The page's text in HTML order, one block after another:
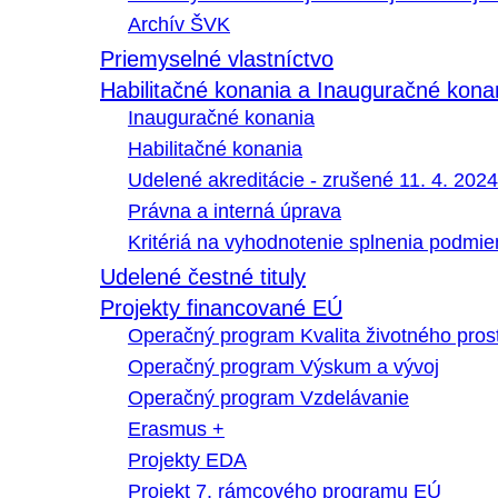
Archív ŠVK
Priemyselné vlastníctvo
Habilitačné konania a Inauguračné
Inauguračné konania
Habilitačné konania
Udelené akreditácie - zrušené 11. 4. 2024
Právna a interná úprava
Kritériá na vyhodnotenie splnenia
Udelené čestné tituly
Projekty financované EÚ
Operačný program Kvalita životného
Operačný program Výskum a vývoj
Operačný program Vzdelávanie
Erasmus +
Projekty EDA
Projekt 7. rámcového programu EÚ